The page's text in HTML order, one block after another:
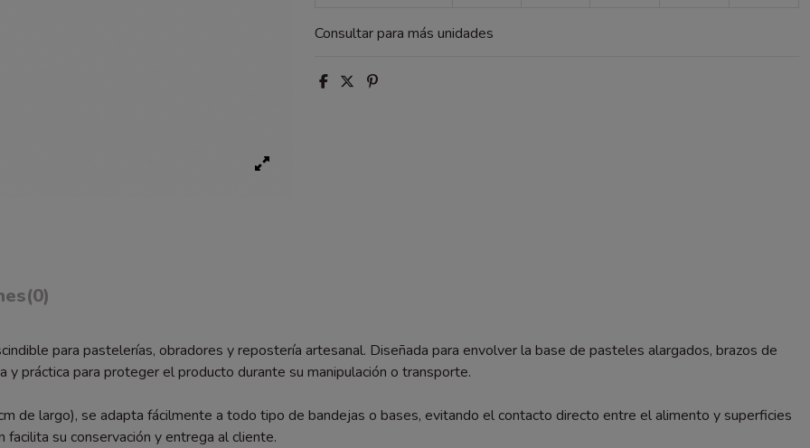
Consultar para más unidades
(0)
para pastelerías, obradores y repostería artesanal. Diseñada para envolver la base de pasteles alargados, brazos de
y práctica para proteger el producto durante su manipulación o transporte.
de largo), se adapta fácilmente a todo tipo de bandejas o bases, evitando el contacto directo entre el alimento y superficies
su conservación y entrega al cliente.